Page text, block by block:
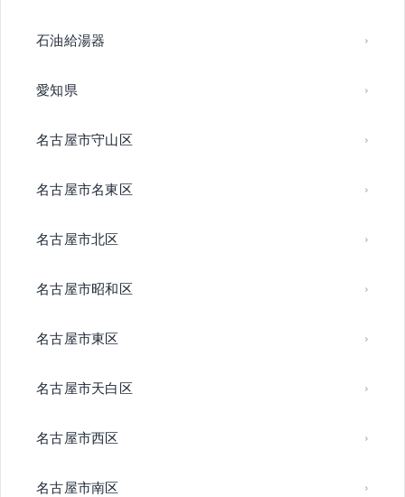
石油給湯器
愛知県
名古屋市守山区
名古屋市名東区
名古屋市北区
名古屋市昭和区
名古屋市東区
名古屋市天白区
名古屋市西区
名古屋市南区